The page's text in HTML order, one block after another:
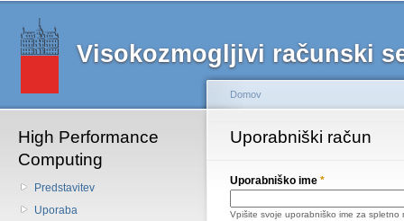
Visokozmogljivi računski
High Performance
Computing
Predstavitev
Uporaba
Nahajate se tukaj
Domov
Uporabniški račun
Primarni zavihki
Uporabniško ime *
Vpišite svoje uporabniško ime za spletno